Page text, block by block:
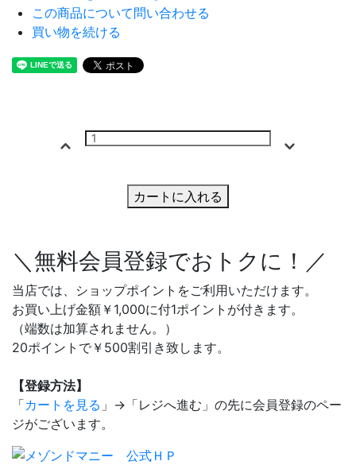
この商品について問い合わせる
買い物を続ける
カートに入れる
＼無料会員登録でおトクに！／
当店では、ショップポイントをご利用いただけます。
お買い上げ金額￥1,000に付1ポイントが付きます。
（端数は加算されません。）
20ポイントで￥500割引き致します。
【登録方法】
「カートを見る 」→「レジへ進む」の先に会員登録のペー
ジがございます。